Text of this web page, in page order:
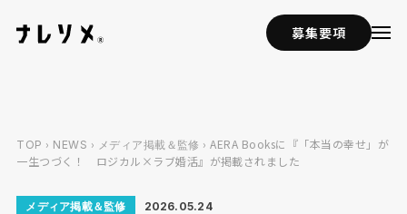
募集要項
TOP › NEWS › メディア掲載＆監修 › AERA Booksに『「本当の幸せ」が
一生つづく！ ロジカル×ラブ婚活』が掲載されました
メディア掲載＆監修 2026.05.24